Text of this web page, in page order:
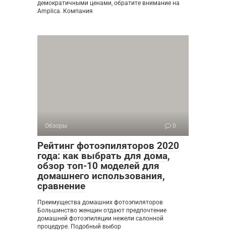
демократичными ценами, обратите внимание на
Amplica. Компания
Обзоры 0
Рейтинг фотоэпиляторов 2020
года: как выбрать для дома,
обзор топ-10 моделей для
домашнего использования,
сравнение
Преимущества домашних фотоэпиляторов
Большинство женщин отдают предпочтение
домашней фотоэпиляции нежели салонной
процедуре. Подобный выбор